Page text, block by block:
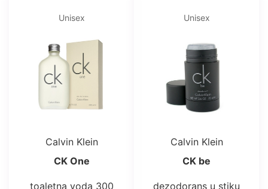
Unisex
Calvin Klein
CK One
toaletna voda 300
Unisex
Calvin Klein
CK be
dezodorans u stiku